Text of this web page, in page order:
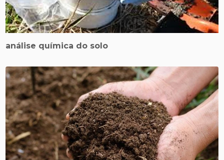
análise química do solo